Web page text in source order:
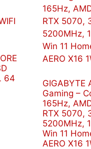
64
GIGABYTE
Gaming –
165Hz,
RTX 5070,
5200MHz,
Win 11
AERO X16